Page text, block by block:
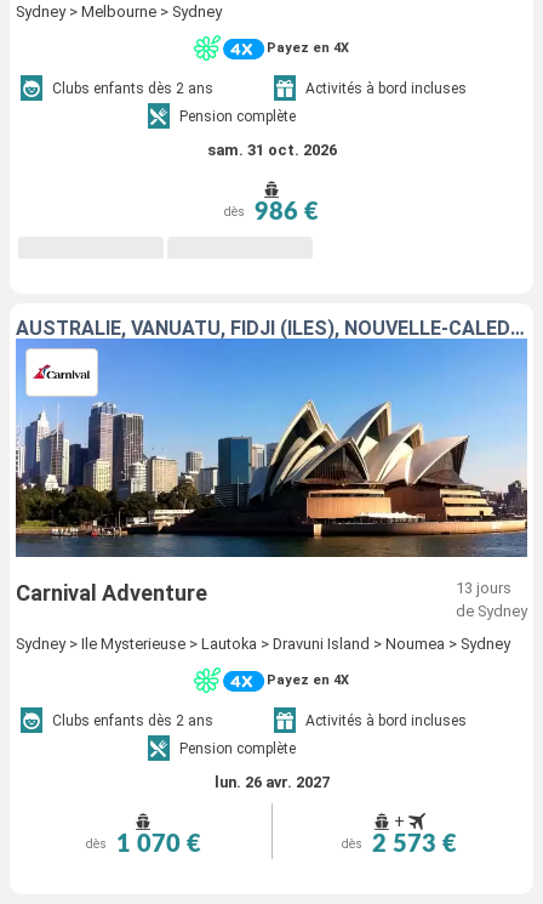
Sydney > Melbourne > Sydney
Payez en 4X
Clubs enfants dès 2 ans
Activités à bord incluses
Pension complète
sam. 31 oct. 2026
dès 986 €
AUSTRALIE, VANUATU, FIDJI (ÎLES), NOUVELLE-CALÉDONIE
Carnival Adventure
13 jours
de Sydney
Sydney > Ile Mysterieuse > Lautoka > Dravuni Island > Noumea > Sydney
Payez en 4X
Clubs enfants dès 2 ans
Activités à bord incluses
Pension complète
lun. 26 avr. 2027
dès 1 070 €
+
dès 2 573 €